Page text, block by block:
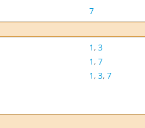
7
1, 3
1, 7
1, 3, 7